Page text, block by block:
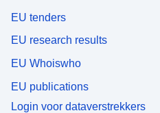
EU tenders
EU research results
EU Whoiswho
EU publications
Login voor dataverstrekkers